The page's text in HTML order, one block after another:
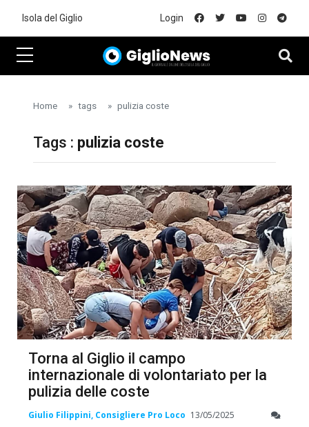
Isola del Giglio Login
Home tags pulizia coste
Tags : pulizia coste
Torna al Giglio il campo
internazionale di volontariato per la
pulizia delle coste
Giulio Filippini, Consigliere Pro Loco 13/05/2025